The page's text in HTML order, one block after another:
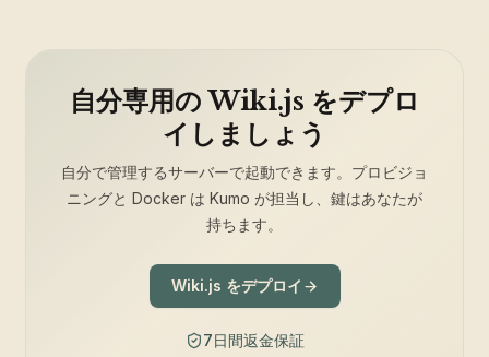
自分専用の Wiki.js をデプロ
イしましょう
自分で管理するサーバーで起動できます。プロビジョ
ニングと Docker は Kumo が担当し、鍵はあなたが
持ちます。
Wiki.js をデプロイ
7日間返金保証